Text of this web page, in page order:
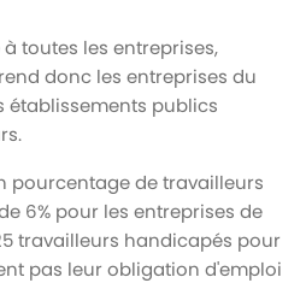
toutes les entreprises,
donc les entreprises du
établissements publics
pourcentage de travailleurs
6% pour les entreprises de
travailleurs handicapés pour
pas leur obligation d'emploi